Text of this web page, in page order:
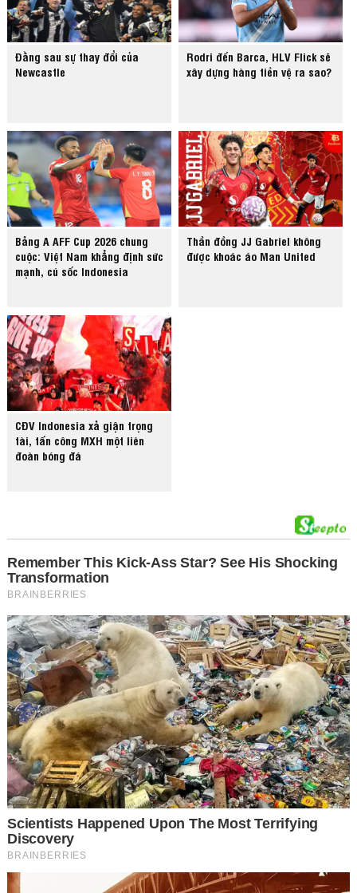
Đằng sau sự thay đổi của
Newcastle
Rodri đến Barca, HLV Flick sẽ
xây dựng hàng tiền vệ ra sao?
Bảng A AFF Cup 2026 chung
cuộc: Việt Nam khẳng định sức
mạnh, cú sốc Indonesia
Thần đồng JJ Gabriel không
được khoác áo Man United
CĐV Indonesia xả giận trọng
tài, tấn công MXH một liên
đoàn bóng đá